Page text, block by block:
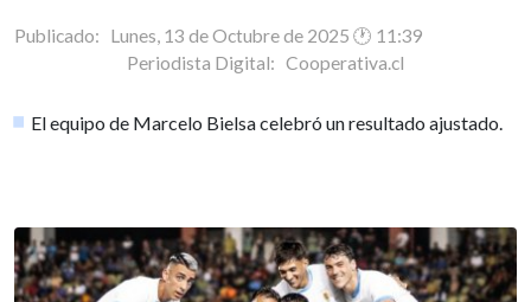
Publicado: Lunes, 13 de Octubre de 2025 🕐 11:39
Periodista Digital: Cooperativa.cl
El equipo de Marcelo Bielsa celebró un resultado ajustado.